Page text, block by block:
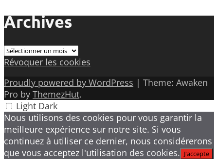
Archives
Archives
Révoquer les cookies
Proudly powered by WordPress | Theme: Awaken
Pro by ThemezHut.
Light Dark
Nous utilisons des cookies pour vous garantir la
meilleure expérience sur notre site. Si vous
continuez à utiliser ce dernier, nous considérerons
que vous acceptez l'utilisation des cookies. J'accepte